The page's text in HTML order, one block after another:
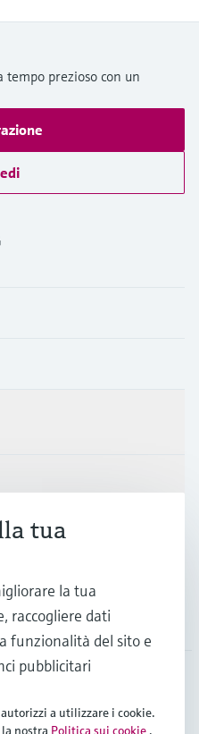
prezioso con un
tua
la tua
raccogliere dati
funzionalità del sito e
pubblicitari
a utilizzare i cookie.
nostra Politica sui cookie .